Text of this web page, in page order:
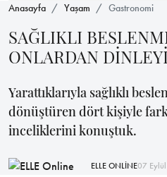
Anasayfa Yaşam Gastronomi
SAĞLIKLI
ONLARDAN
Yarattıklarıyla sağlıklı
dönüştüren dört kişiyle
inceliklerini konuştuk.
ELLE ONLİNE07